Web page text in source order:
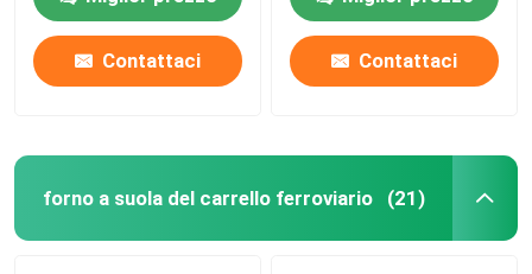
Contattaci Contattaci
forno a suola del carrello ferroviario (21)